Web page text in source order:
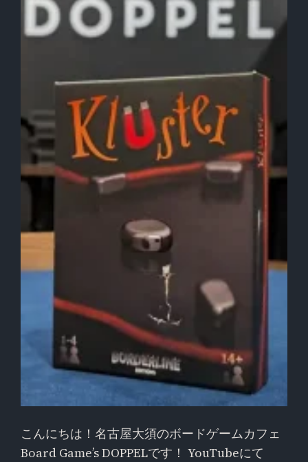
こんにちは！名古屋大須のボードゲームカフェ
Board Game’s DOPPELです！ YouTubeにて